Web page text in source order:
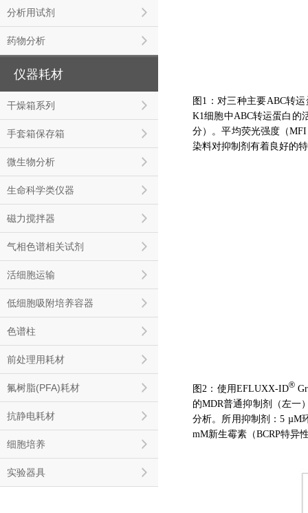
分析用试剂
药物分析
仪器耗材
干燥箱系列
手套箱保存箱
微生物分析
生命科学类仪器
磁力搅拌器
气相色谱相关试剂
活细胞运输
低细胞吸附培养容器
色谱柱
前处理用耗材
氟树脂(PFA)耗材
抗静电耗材
细胞培养
实验器具
图1：对三种主要ABC转
K1细胞中ABC转运蛋白的
分）。平均荧光强度（
染料对抑制剂有着良好的
图2：使用EFLUXX-ID®
的MDR普通抑制剂（左一
分析。所用抑制剂：5 µM
mM新生霉素（BCRP特异